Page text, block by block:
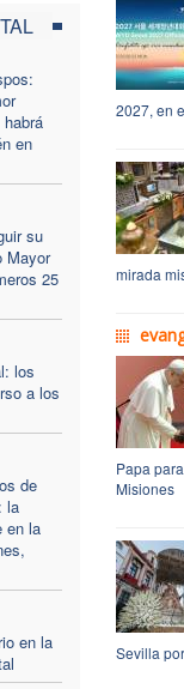
en
su
Mayor
25
los
a los
de
la
en la
en la
2027, en
mirada
Papa
Misiones
Sevilla